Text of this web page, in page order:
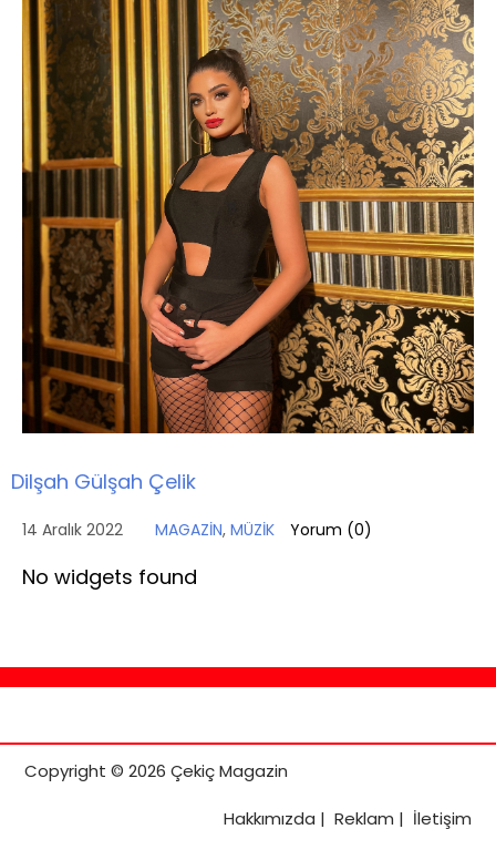
Dilşah Gülşah Çelik
14 Aralık 2022 MAGAZİN, MÜZİK Yorum (0)
No widgets found
Copyright © 2026 Çekiç Magazin
Hakkımızda | Reklam | İletişim